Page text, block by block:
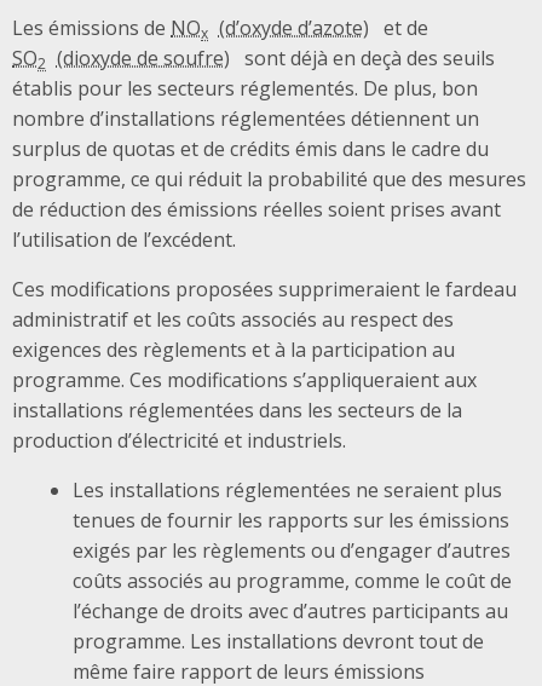
Les émissions de NOx
et de
SO2
sont déjà en deçà des seuils
établis pour les secteurs réglementés. De plus, bon
nombre d’installations réglementées détiennent un
surplus de quotas et de crédits émis dans le cadre du
programme, ce qui réduit la probabilité que des mesures
de réduction des émissions réelles soient prises avant
l’utilisation de l’excédent.
Ces modifications proposées supprimeraient le fardeau
administratif et les coûts associés au respect des
exigences des règlements et à la participation au
programme. Ces modifications s’appliqueraient aux
installations réglementées dans les secteurs de la
production d’électricité et industriels.
Les installations réglementées ne seraient plus
tenues de fournir les rapports sur les émissions
exigés par les règlements ou d’engager d’autres
coûts associés au programme, comme le coût de
l’échange de droits avec d’autres participants au
programme. Les installations devront tout de
même faire rapport de leurs émissions